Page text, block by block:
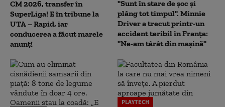
CM 2026, transfer în
SuperLiga! E în tribune la
UTA – Rapid, iar
conducerea a făcut marele
anunț!
"Sunt în stare de șoc și
plâng tot timpul". Minnie
Driver a trecut printr-un
accident teribil în Franța:
"Ne-am târât din mașină"
PLAYTECH